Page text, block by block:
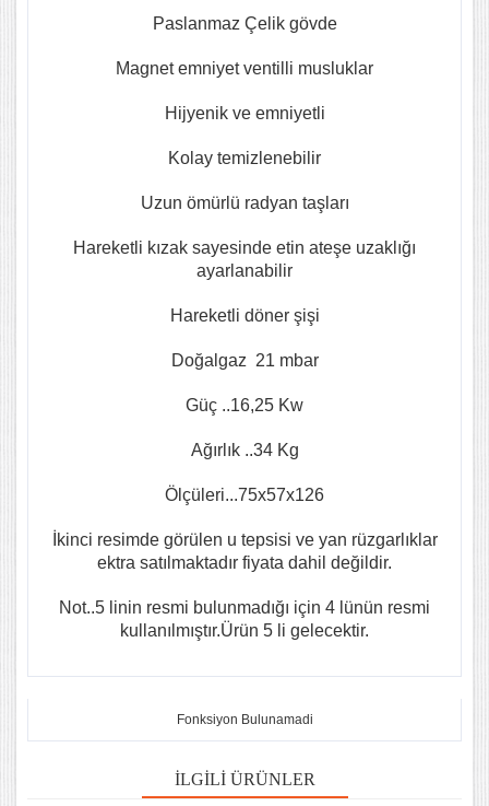
Paslanmaz Çelik gövde
Magnet emniyet ventilli musluklar
Hijyenik ve emniyetli
Kolay temizlenebilir
Uzun ömürlü radyan taşları
Hareketli kızak sayesinde etin ateşe uzaklığı
ayarlanabilir
Hareketli döner şişi
Doğalgaz 21 mbar
Güç ..16,25 Kw
Ağırlık ..34 Kg
Ölçüleri...75x57x126
İkinci resimde görülen u tepsisi ve yan rüzgarlıklar
ektra satılmaktadır fiyata dahil değildir.
Not..5 linin resmi bulunmadığı için 4 lünün resmi
kullanılmıştır.Ürün 5 li gelecektir.
Fonksiyon Bulunamadi
İLGILI ÜRÜNLER